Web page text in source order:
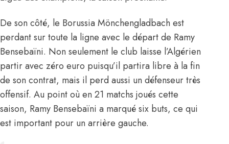
De son côté, le Borussia Mönchengladbach est
perdant sur toute la ligne avec le départ de Ramy
Bensebaïni. Non seulement le club laisse l’Algérien
partir avec zéro euro puisqu’il partira libre à la fin
de son contrat, mais il perd aussi un défenseur très
offensif. Au point où en 21 matchs joués cette
saison, Ramy Bensebaïni a marqué six buts, ce qui
est important pour un arrière gauche.